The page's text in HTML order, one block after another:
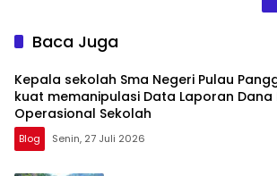
Baca Juga
Kepala sekolah Sma Negeri Pulau
kuat memanipulasi Data Laporan Dana
Operasional Sekolah
Blog Senin, 27 Juli 2026